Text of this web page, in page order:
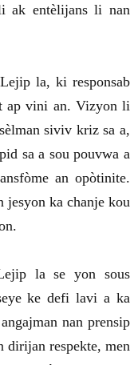
li ak entèlijans li nan
la, ki responsab
ap vini an. Vizyon li
siviv kriz sa a,
sa a sou pouvwa a
an opòtinite.
jesyon ka chanje kou
la se yon sous
ke defi lavi a ka
nan prensip
dirijan respekte, men